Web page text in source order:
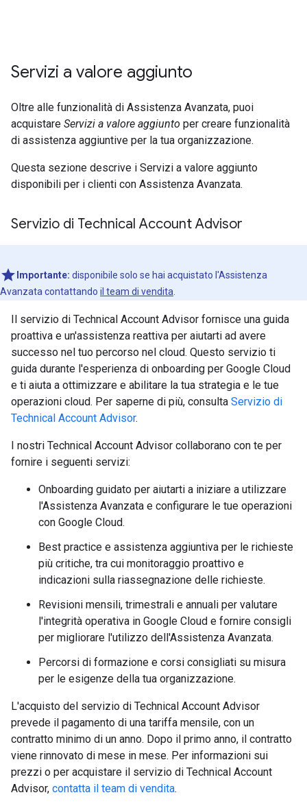
Servizi a valore aggiunto
Oltre alle funzionalità di Assistenza Avanzata, puoi
acquistare Servizi a valore aggiunto per creare funzionalità
di assistenza aggiuntive per la tua organizzazione.
Questa sezione descrive i Servizi a valore aggiunto
disponibili per i clienti con Assistenza Avanzata.
Servizio di Technical Account Advisor
Importante: disponibile solo se hai acquistato l'Assistenza
Avanzata contattando il team di vendita
Il servizio di Technical Account Advisor fornisce una guida
proattiva e un'assistenza reattiva per aiutarti ad avere
successo nel tuo percorso nel cloud. Questo servizio ti
guida durante l'esperienza di onboarding per Google Cloud
e ti aiuta a ottimizzare e abilitare la tua strategia e le tue
operazioni cloud. Per saperne di più, consulta Servizio di
Technical Account Advisor.
I nostri Technical Account Advisor collaborano con te per
fornire i seguenti servizi:
Onboarding guidato per aiutarti a iniziare a utilizzare
l'Assistenza Avanzata e configurare le tue operazioni
con Google Cloud.
Best practice e assistenza aggiuntiva per le richieste
più critiche, tra cui monitoraggio proattivo e
indicazioni sulla riassegnazione delle richieste.
Revisioni mensili, trimestrali e annuali per valutare
l'integrità operativa in Google Cloud e fornire consigli
per migliorare l'utilizzo dell'Assistenza Avanzata.
Percorsi di formazione e corsi consigliati su misura
per le esigenze della tua organizzazione.
L'acquisto del servizio di Technical Account Advisor
prevede il pagamento di una tariffa mensile, con un
contratto minimo di un anno. Dopo il primo anno, il contratto
viene rinnovato di mese in mese. Per informazioni sui
prezzi o per acquistare il servizio di Technical Account
Advisor, contatta il team di vendita.